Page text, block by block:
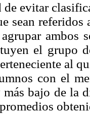
evitar
sean
ambos
el grupo
al
con el
bajo de la